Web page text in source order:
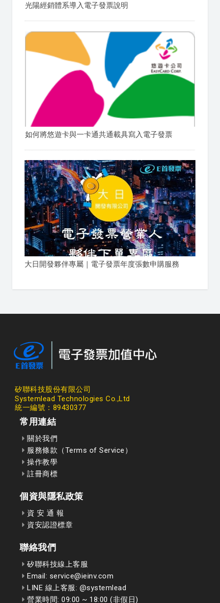
光陽經銷體系導入電子發票說明
如何將悠遊卡與一卡通共通載具寫入電子發票
大日開發夥伴專屬｜電子發票年度張數申購服務
矽聯科技股份有限公司
Systemlead Technologies Co.,Ltd
統一編號：89430377
常用連結
關於我們
服務條款（Terms of Service）
操作教學
註冊商標
個資與隱私政策
資 安 通 報
資安認證標章
聯絡我們
矽聯科技線上客服
Email: service@ieinv.com
LINE 線上客服: @systemlead
營業時間: 09:00 ~ 18:00 (非假日)